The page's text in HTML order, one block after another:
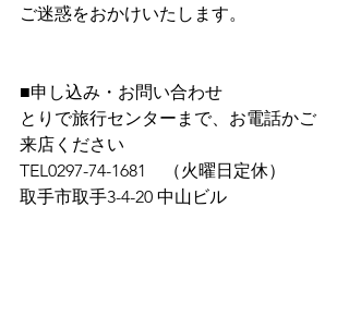
ご迷惑をおかけいたします。
■申し込み・お問い合わせ
とりで旅行センターまで、お電話かご
来店ください
TEL0297-74-1681　（火曜日定休）
取手市取手3-4-20 中山ビル